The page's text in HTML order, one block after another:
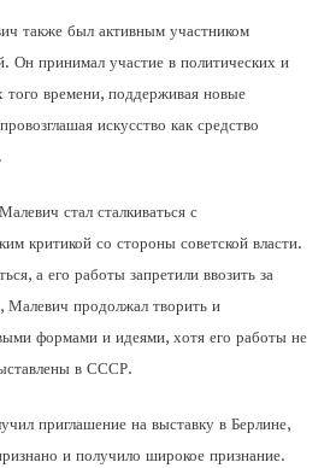
также был активным участником
Он принимал участие в политических и
того времени, поддерживая новые
искусство как средство
стал сталкиваться с
критикой со стороны советской власти.
а его работы запретили ввозить за
Малевич продолжал творить и
формами и идеями, хотя его работы не
в СССР.
приглашение на выставку в Берлине,
и получило широкое признание.